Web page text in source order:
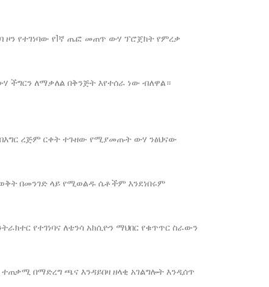
ዞን የተገነባው የ1ኛ ጤፎ መጠጥ ውሃ ፕሮጀክት የምረቃ
ለማቃለል በቅንጅት እየተሰራ ነው ብለዋል።
ረጅም ርቀት ተጉዘው የሚያመጡት ውሃ ንፅህናው
በመንገድ ላይ የሚወልዱ ሴቶችም እንደነበሩም
የተገነባና ለቴንሳ አክሲዮን ማህበር የቁጥጥር ስራውን
በማድረግ ጫና እንዳይበዛ ዘላቂ አገልግሎት እንዲሰጥ